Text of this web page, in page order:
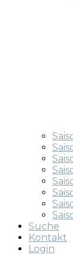
Suche
Kontakt
Login